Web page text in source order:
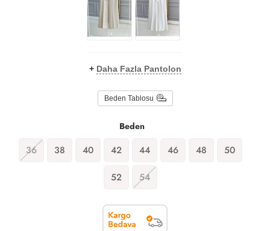
+ Daha Fazla Pantolon
Beden Tablosu
Beden
36 38 40 42 44 46 48 50
52 54